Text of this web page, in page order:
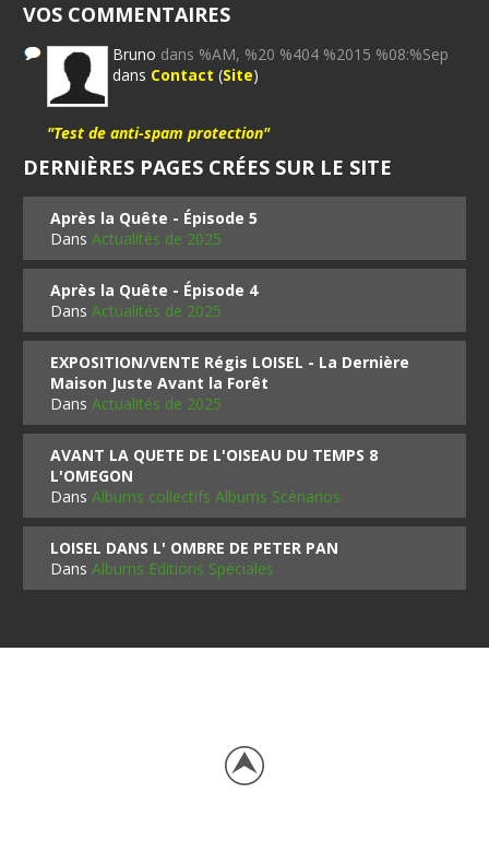
VOS COMMENTAIRES
Bruno dans %AM, %20 %404 %2015 %08:%Sep
dans Contact (Site)
"Test de anti-spam protection"
DERNIÈRES PAGES CRÉES SUR LE SITE
Après la Quête - Épisode 5
DansActualités de 2025
Après la Quête - Épisode 4
DansActualités de 2025
EXPOSITION/VENTE Régis LOISEL - La Dernière
Maison Juste Avant la Forêt
DansActualités de 2025
AVANT LA QUETE DE L'OISEAU DU TEMPS 8
L'OMEGON
DansAlbums collectifs Albums Scénarios
LOISEL DANS L' OMBRE DE PETER PAN
DansAlbums Editions Spéciales